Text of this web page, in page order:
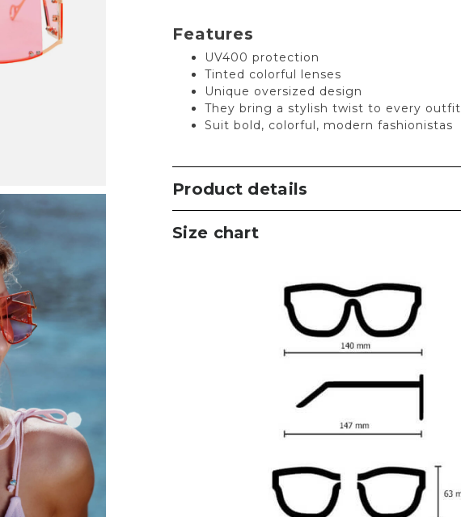
Features
UV400 protection
Tinted colorful lenses
Unique oversized design
They bring a stylish twist to every outfit
Suit bold, colorful, modern fashionistas
Product details
Size chart